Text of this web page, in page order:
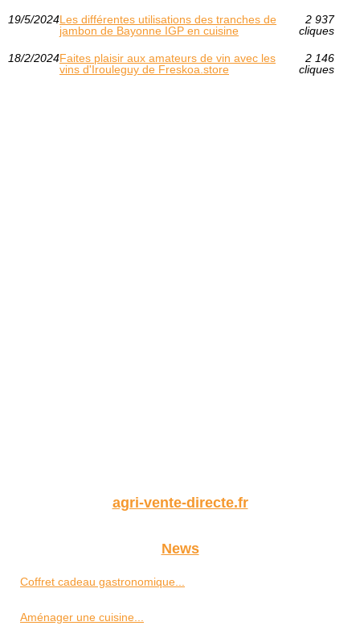
19/5/2024Les différentes utilisations des tranches de
jambon de Bayonne IGP en cuisine
2 937
cliques
18/2/2024Faites plaisir aux amateurs de vin avec les
vins d'Irouleguy de Freskoa.store
2 146
cliques
agri-vente-directe.fr
News
Coffret cadeau gastronomique...
Aménager une cuisine...